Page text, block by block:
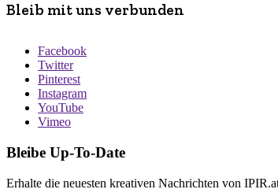
Bleib mit uns verbunden
Facebook
Twitter
Pinterest
Instagram
YouTube
Vimeo
Bleibe Up-To-Date
Erhalte die neuesten kreativen Nachrichten von